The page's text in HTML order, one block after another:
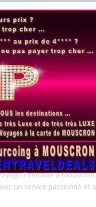
Zentravel à Mouscron
un service passionné et